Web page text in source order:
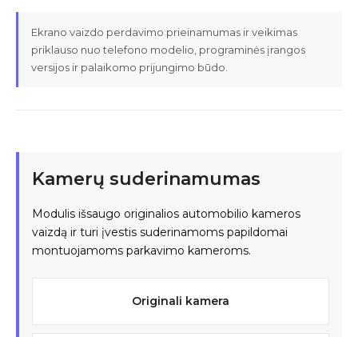
Ekrano vaizdo perdavimo prieinamumas ir veikimas
priklauso nuo telefono modelio, programinės įrangos
versijos ir palaikomo prijungimo būdo.
Kamerų suderinamumas
Modulis išsaugo originalios automobilio kameros
vaizdą ir turi įvestis suderinamoms papildomai
montuojamoms parkavimo kameroms.
Originali kamera